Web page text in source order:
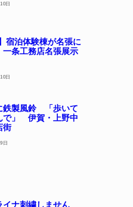
日
宿泊体験棟が名張に
条工務店名張展示
日
鉄製風鈴 「歩いて
で」 伊賀・上野中
街
日
イナ刺繍しません